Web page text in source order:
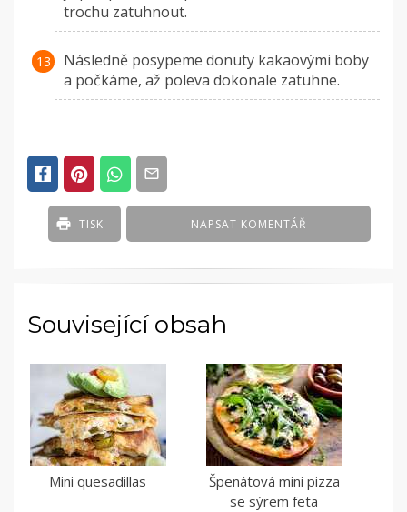
trochu zatuhnout.
Následně posypeme donuty kakaovými boby
a počkáme, až poleva dokonale zatuhne.
NAPSAT KOMENTÁŘ
TISK
Související obsah
Mini quesadillas
Špenátová mini pizza
se sýrem feta